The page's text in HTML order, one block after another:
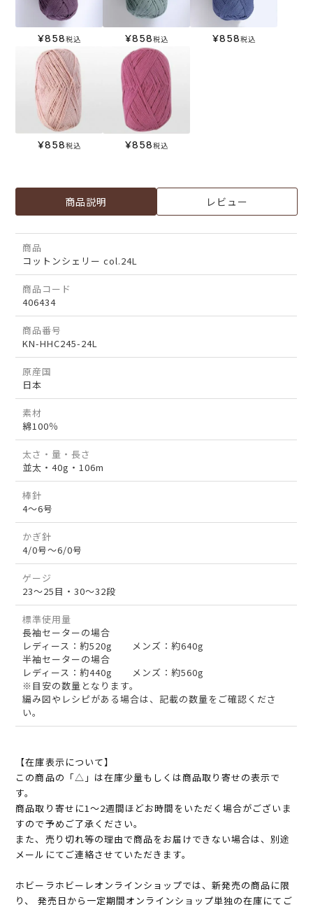
¥858税込 ¥858税込 ¥858税込
¥858税込 ¥858税込
商品説明 レビュー
商品
コットンシェリー col.24L
商品コード
406434
商品番号
KN-HHC245-24L
原産国
日本
素材
綿100％
太さ・量・長さ
並太・40g・106m
棒針
4～6号
かぎ針
4/0号～6/0号
ゲージ
23～25目・30～32段
標準使用量
長袖セーターの場合
レディース：約520g メンズ：約640g
半袖セーターの場合
レディース：約440g メンズ：約560g
※目安の数量となります。
編み図やレシピがある場合は、記載の数量をご確認くださ
い。
【在庫表示について】
この商品の「△」は在庫少量もしくは商品取り寄せの表示で
す。
商品取り寄せに1～2週間ほどお時間をいただく場合がございま
すので予めご了承ください。
また、売り切れ等の理由で商品をお届けできない場合は、別途
メールにてご連絡させていただきます。
ホビーラホビーレオンラインショップでは、新発売の商品に限
り、 発売日から一定期間オンラインショップ単独の在庫にてご